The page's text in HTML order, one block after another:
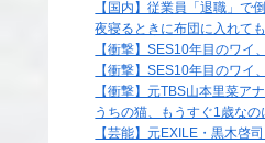
【国内】従業員「退職」
夜寝るときに布団に入れて
【衝撃】SES10年目のワイ
【衝撃】SES10年目のワイ
【衝撃】元TBS山本里菜ア
うちの猫、もうすぐ1歳なの
【芸能】元EXILE・黒木啓